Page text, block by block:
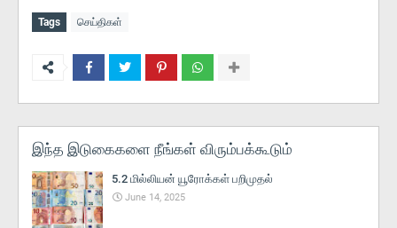
Tags செய்திகள்
இந்த இடுகைகளை நீங்கள் விரும்பக்கூடும்
5.2 மில்லியன் யூரோக்கள் பறிமுதல்
June 14, 2025